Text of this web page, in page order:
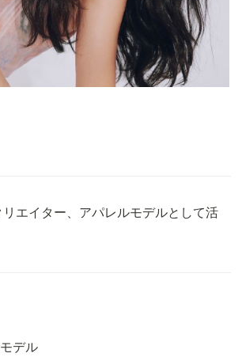
エイター、アパレルモデルとして活
デル